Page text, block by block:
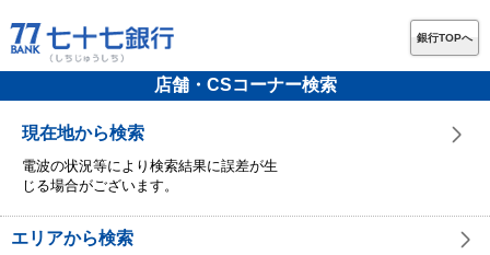
銀行TOPへ
店舗・CSコーナー検索
現在地から検索
電波の状況等により検索結果に誤差が生
じる場合がございます。
エリアから検索